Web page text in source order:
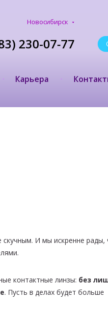
Новосибирск
230-07-77
Карьера
И мы искренне рады,
контактные линзы: без
. Пусть в делах будет больше